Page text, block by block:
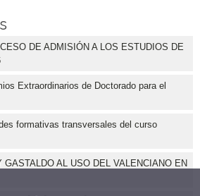
DE ADMISIÓN A LOS ESTUDIOS DE
Extraordinarios de Doctorado para el
formativas transversales del curso
GASTALDO AL USO DEL VALENCIANO EN